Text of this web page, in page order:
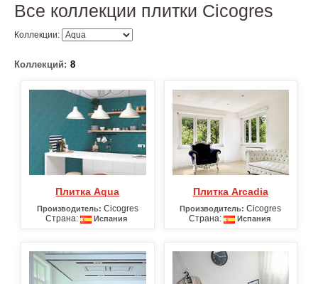
Все коллекции плитки Cicogres
Коллекции:
Коллекций: 8
Плитка Aqua
Производитель: Cicogres
Страна:
Испания
Плитка Arcadia
Производитель: Cicogres
Страна:
Испания